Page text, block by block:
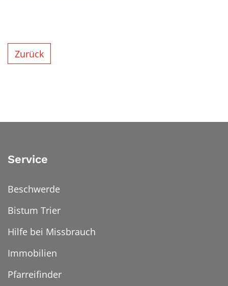
Zurück
Service
Beschwerde
Bistum Trier
Hilfe bei Missbrauch
Immobilien
Pfarreifinder